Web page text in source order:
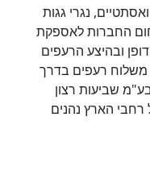
נגרי גגות
החברות לאספקת
ובהיצע הרעפים
רעפים בדרך
שביעות רצון
רחבי הארץ נהנים